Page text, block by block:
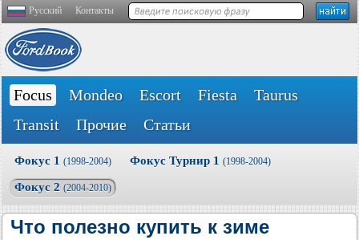
Русский Контакты
Focus Mondeo Escort Fiesta
Taurus
Transit
Прочие Статьи
Фокус 1 (1998-2004) Фокус Турнир 1 (1998-2004)
Фокус 2 (2004-2010)
Что полезно купить к зиме